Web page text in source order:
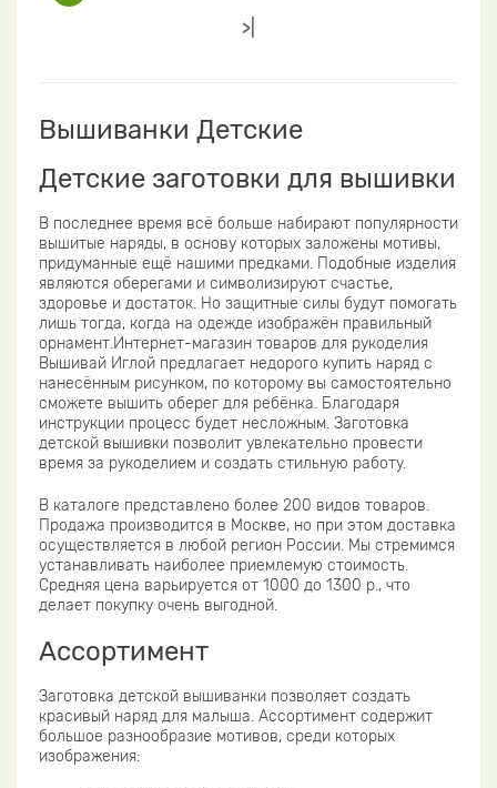
>|
Вышиванки Детские
Детские заготовки для вышивки
В последнее время всё больше набирают популярности
вышитые наряды, в основу которых заложены мотивы,
придуманные ещё нашими предками. Подобные изделия
являются оберегами и символизируют счастье,
здоровье и достаток. Но защитные силы будут помогать
лишь тогда, когда на одежде изображён правильный
орнамент.Интернет-магазин товаров для рукоделия
Вышивай Иглой предлагает недорого купить наряд с
нанесённым рисунком, по которому вы самостоятельно
сможете вышить оберег для ребёнка. Благодаря
инструкции процесс будет несложным. Заготовка
детской вышивки позволит увлекательно провести
время за рукоделием и создать стильную работу.
В каталоге представлено более 200 видов товаров.
Продажа производится в Москве, но при этом доставка
осуществляется в любой регион России. Мы стремимся
устанавливать наиболее приемлемую стоимость.
Средняя цена варьируется от 1000 до 1300 р., что
делает покупку очень выгодной.
Ассортимент
Заготовка детской вышиванки позволяет создать
красивый наряд для малыша. Ассортимент содержит
большое разнообразие мотивов, среди которых
изображения: